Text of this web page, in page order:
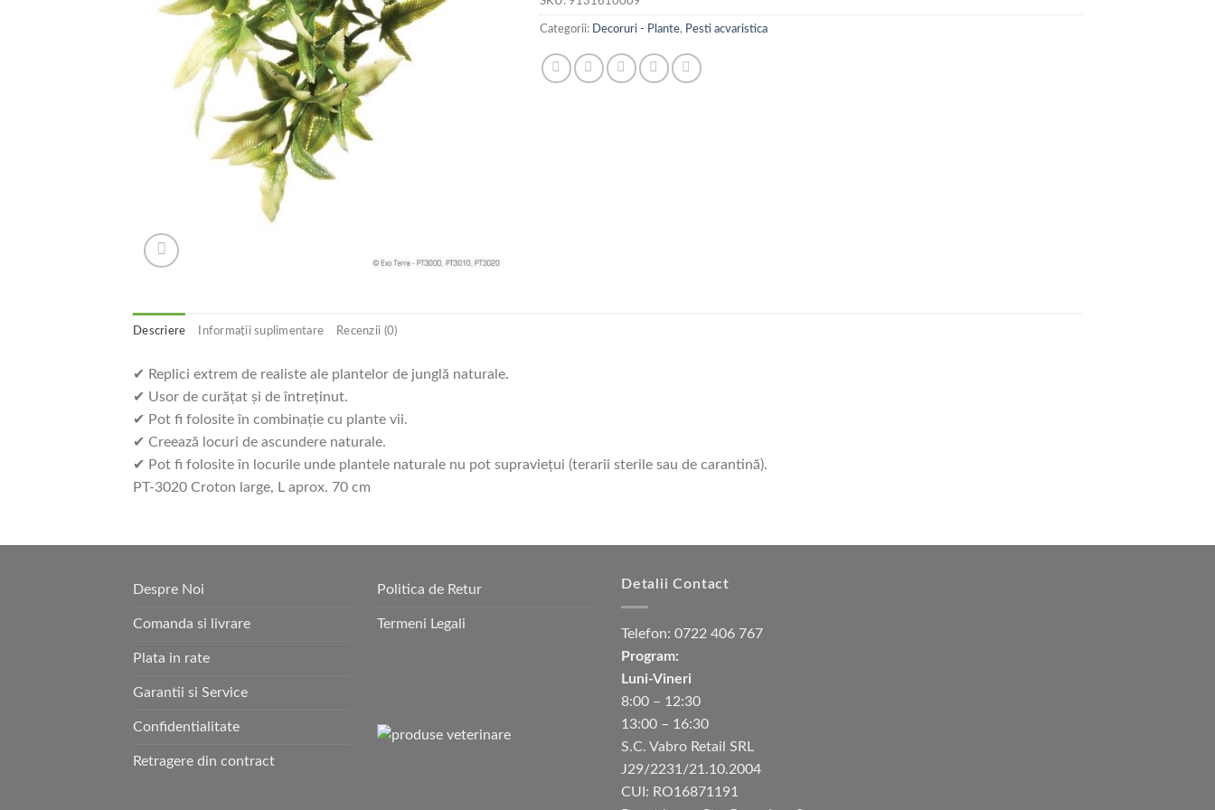
Categorii: Decoruri - Plante, Pesti acvaristica
Descriere Informații suplimentare Recenzii (0)
✔ Replici extrem de realiste ale plantelor de junglă naturale.
✔ Usor de curăţat şi de întreţinut.
✔ Pot fi folosite în combinaţie cu plante vii.
✔ Creează locuri de ascundere naturale.
✔ Pot fi folosite în locurile unde plantele naturale nu pot supravieţui (terarii sterile sau de carantină).
PT-3020 Croton large, L aprox. 70 cm
Despre Noi
Comanda si livrare
Plata in rate
Garantii si Service
Confidentialitate
Retragere din contract
Politica de Retur
Termeni Legali
Detalii Contact
Telefon: 0722 406 767
Program:
Luni-Vineri
8:00 – 12:30
13:00 – 16:30
S.C. Vabro Retail SRL
J29/2231/21.10.2004
CUI: RO16871191